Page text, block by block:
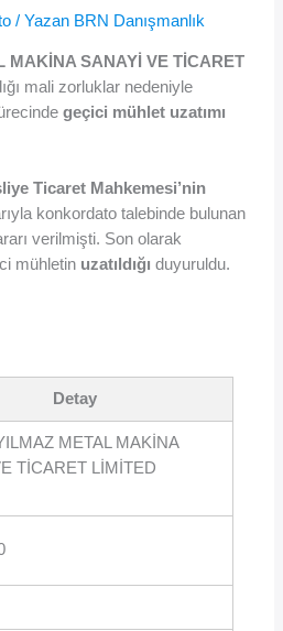
/ Yazan BRN Danışmanlık
MAKİNA SANAYİ VE TİCARET
mali zorluklar nedeniyle
geçici mühlet uzatımı
Ticaret Mahkemesi’nin
konkordato talebinde bulunan
verilmişti. Son olarak
mühletin uzatıldığı duyuruldu.
Detay
METAL MAKİNA
TİCARET LİMİTED